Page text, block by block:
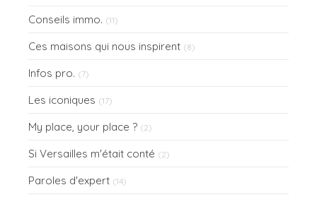
Conseils immo. (11)
Ces maisons qui nous inspirent (8)
Infos pro. (7)
Les iconiques (17)
My place, your place ? (2)
Si Versailles m'était conté (2)
Paroles d'expert (14)